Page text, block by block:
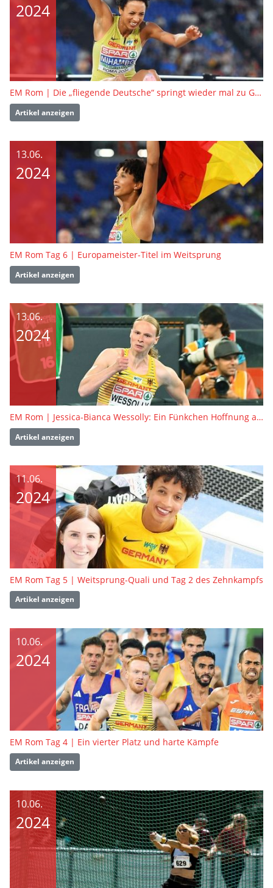
2024
EM Rom | Die „fliegende Deutsche“ springt wieder mal zu Gold
Artikel anzeigen
13.06.
2024
EM Rom Tag 6 | Europameister-Titel im Weitsprung
Artikel anzeigen
13.06.
2024
EM Rom | Jessica-Bianca Wessolly: Ein Fünkchen Hoffnung auf Olympia bleibt
Artikel anzeigen
11.06.
2024
EM Rom Tag 5 | Weitsprung-Quali und Tag 2 des Zehnkampfs
Artikel anzeigen
10.06.
2024
EM Rom Tag 4 | Ein vierter Platz und harte Kämpfe
Artikel anzeigen
10.06.
2024